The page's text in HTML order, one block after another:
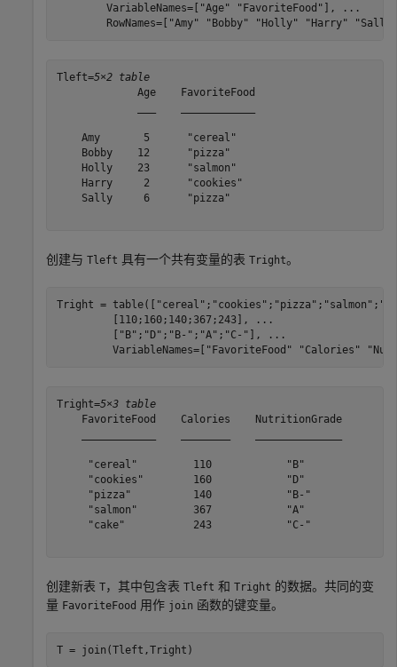
        VariableNames=[
"Age" "FavoriteFood" ],
...
        RowNames=[
"Amy" "Bobby" "Holly" "Harry" "Sally"
Tleft=5×2 table
             Age    FavoriteFood
    Amy       5      "cereal"
    Bobby    12      "pizza"
    Holly    23      "salmon"
    Harry     2      "cookies"
    Sally     6      "pizza"
创建与 Tleft 具有一个共有变量的表 Tright。
Tright = table([ "cereal" ; "cookies" ; "pizza" ; "salmon" ;
         [110;160;140;367;243],
...
         [
"B" ; "D" ; "B-" ; "A" ; "C-" ],
...
         VariableNames=[
"FavoriteFood" "Calories"
Tright=5×3 table
    FavoriteFood    Calories    NutritionGrade
     "cereal"         110            "B"
     "cookies"        160            "D"
     "pizza"          140            "B-"
     "salmon"         367            "A"
     "cake"           243            "C-"
创建新表 T，其中包含表 Tleft 和 Tright 的数据。共同的变
量 FavoriteFood 用作 join 函数的键变量。
T = join(Tleft,Tright)